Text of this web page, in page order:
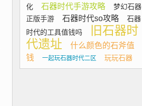
化
石器时代手游攻略
梦幻石器
正版手游
石器时代so攻略
石器
时代的工具值钱吗
旧石器时
代遗址
什么颜色的石斧值
钱
一起玩石器时代二区 玩玩石器